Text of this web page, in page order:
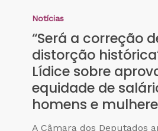
Notícias
“Será a correção
distorção
Lídice sobre
equidade de
homens e
A Câmara dos Deputados